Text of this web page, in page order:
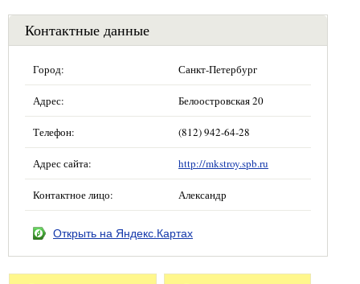
Контактные данные
Город: Санкт-Петербург
Адрес: Белоостровская 20
Телефон: (812) 942-64-28
Адрес сайта: http://mkstroy.spb.ru
Контактное лицо: Александр
Открыть на Яндекс.Картах